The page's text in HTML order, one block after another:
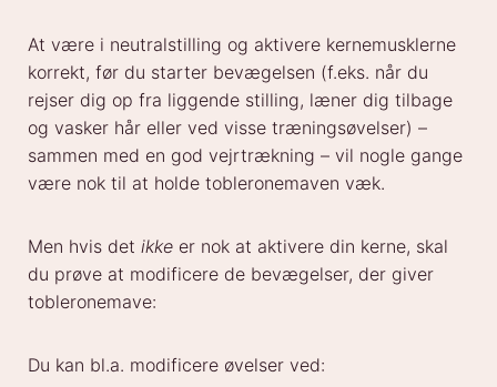
At være i neutralstilling og aktivere kernemusklerne
korrekt, før du starter bevægelsen (f.eks. når du
rejser dig op fra liggende stilling, læner dig tilbage
og vasker hår eller ved visse træningsøvelser) –
sammen med en god vejrtrækning – vil nogle gange
være nok til at holde tobleronemaven væk.
Men hvis det ikke er nok at aktivere din kerne, skal
du prøve at modificere de bevægelser, der giver
tobleronemave:
Du kan bl.a. modificere øvelser ved: